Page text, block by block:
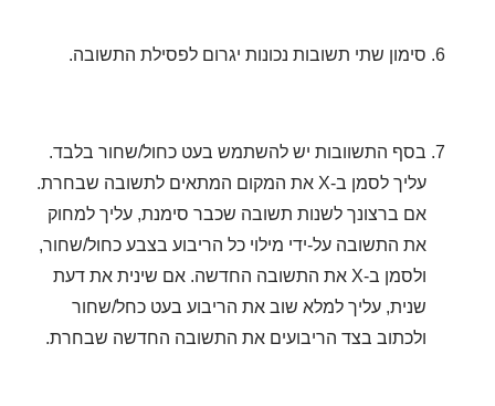
סימון שתי תשובות נכונות יגרום לפסילת התשובה.
בסף התשוובות יש להשתמש בעט כחול/שחור בלבד.
עליך לסמן ב-X את המקום המתאים לתשובה שבחרת.
אם ברצונך לשנות תשובה שכבר סימנת, עליך למחוק
את התשובה על-ידי מילוי כל הריבוע בצבע כחול/שחור,
ולסמן ב-X את התשובה החדשה. אם שינית את דעת
שנית, עליך למלא שוב את הריבוע בעט כחל/שחור
ולכתוב בצד הריבועים את התשובה החדשה שבחרת.